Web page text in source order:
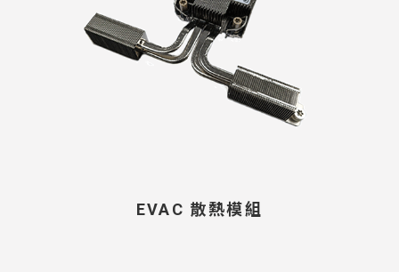
EVAC 散熱模組